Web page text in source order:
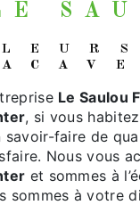
LE
Le Saulou
, si vous
savoir-faire de
Nous vous
et sommes à
sommes à votre